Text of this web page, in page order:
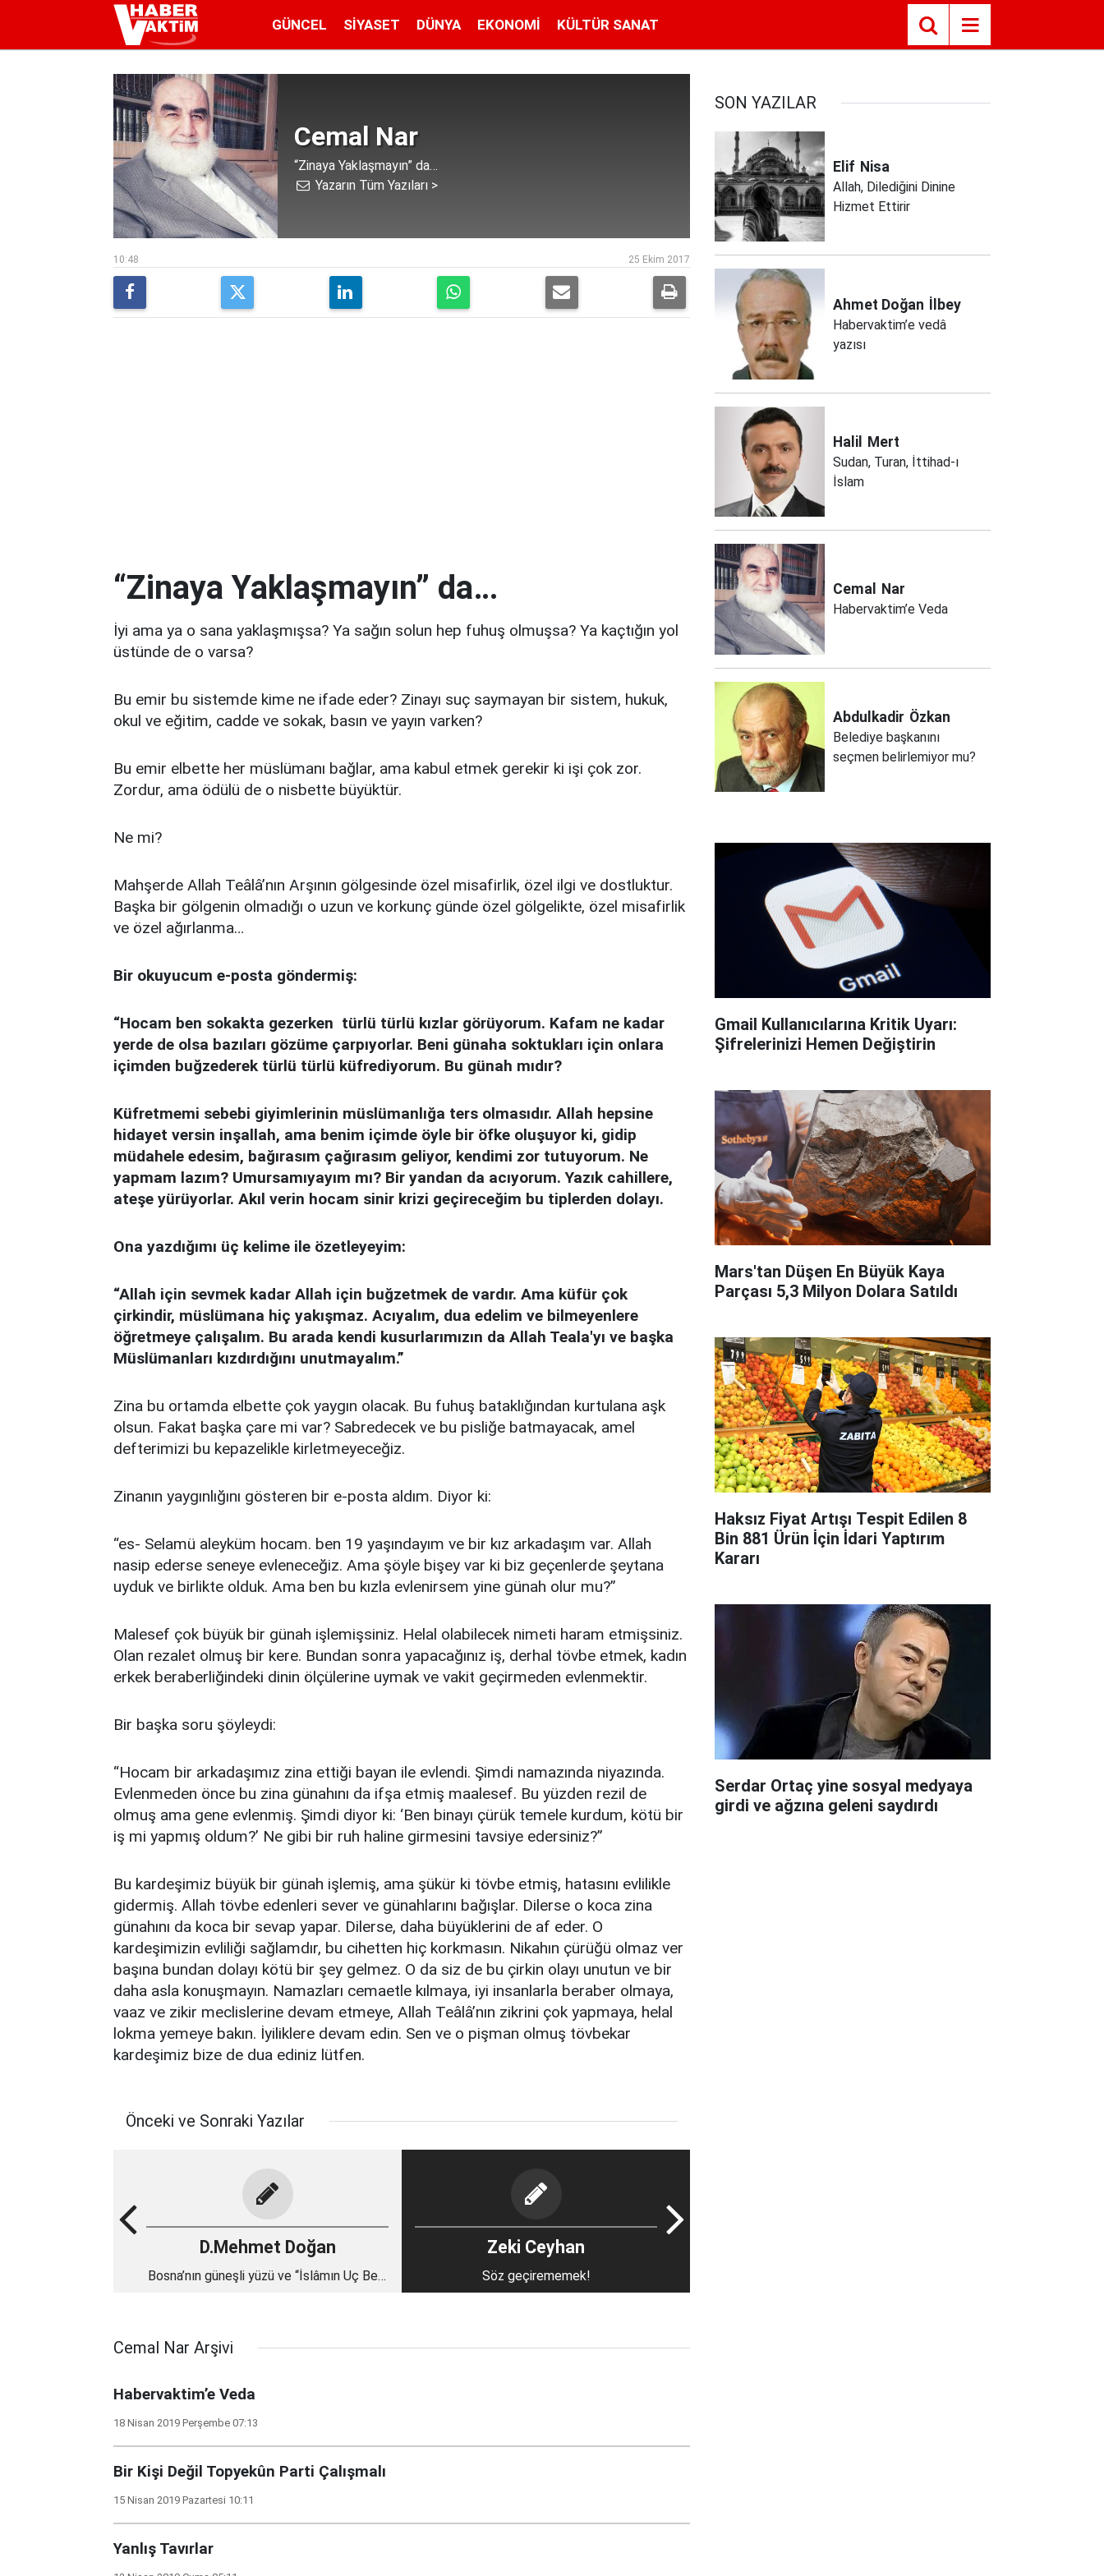
GÜNCEL SIYASET DÜNYA EKONOMI KÜLTÜR SANAT
Cemal Nar
“Zinaya Yaklaşmayın” da…
Yazarın Tüm Yazıları >
10:48 25 Ekim 2017
“Zinaya Yaklaşmayın” da…
İyi ama ya o sana yaklaşmışsa? Ya sağın solun hep fuhuş olmuşsa? Ya kaçtığın yol
üstünde de o varsa?
Bu emir bu sistemde kime ne ifade eder? Zinayı suç saymayan bir sistem, hukuk,
okul ve eğitim, cadde ve sokak, basın ve yayın varken?
Bu emir elbette her müslümanı bağlar, ama kabul etmek gerekir ki işi çok zor.
Zordur, ama ödülü de o nisbette büyüktür.
Ne mi?
Mahşerde Allah Teâlâ’nın Arşının gölgesinde özel misafirlik, özel ilgi ve dostluktur.
Başka bir gölgenin olmadığı o uzun ve korkunç günde özel gölgelikte, özel misafirlik
ve özel ağırlanma…
Bir okuyucum e-posta göndermiş:
“Hocam ben sokakta gezerken türlü türlü kızlar görüyorum. Kafam ne kadar
yerde de olsa bazıları gözüme çarpıyorlar. Beni günaha soktukları için onlara
içimden buğzederek türlü türlü küfrediyorum. Bu günah mıdır?
Küfretmemi sebebi giyimlerinin müslümanlığa ters olmasıdır. Allah hepsine
hidayet versin inşallah, ama benim içimde öyle bir öfke oluşuyor ki, gidip
müdahele edesim, bağırasım çağırasım geliyor, kendimi zor tutuyorum. Ne
yapmam lazım? Umursamıyayım mı? Bir yandan da acıyorum. Yazık cahillere,
ateşe yürüyorlar. Akıl verin hocam sinir krizi geçireceğim bu tiplerden dolayı.
Ona yazdığımı üç kelime ile özetleyeyim:
“Allah için sevmek kadar Allah için buğzetmek de vardır. Ama küfür çok
çirkindir, müslümana hiç yakışmaz. Acıyalım, dua edelim ve bilmeyenlere
öğretmeye çalışalım. Bu arada kendi kusurlarımızın da Allah Teala'yı ve başka
Müslümanları kızdırdığını unutmayalım.”
Zina bu ortamda elbette çok yaygın olacak. Bu fuhuş bataklığından kurtulana aşk
olsun. Fakat başka çare mi var? Sabredecek ve bu pisliğe batmayacak, amel
defterimizi bu kepazelikle kirletmeyeceğiz.
Zinanın yaygınlığını gösteren bir e-posta aldım. Diyor ki:
“es- Selamü aleyküm hocam. ben 19 yaşındayım ve bir kız arkadaşım var. Allah
nasip ederse seneye evleneceğiz. Ama şöyle bişey var ki biz geçenlerde şeytana
uyduk ve birlikte olduk. Ama ben bu kızla evlenirsem yine günah olur mu?”
Malesef çok büyük bir günah işlemişsiniz. Helal olabilecek nimeti haram etmişsiniz.
Olan rezalet olmuş bir kere. Bundan sonra yapacağınız iş, derhal tövbe etmek, kadın
erkek beraberliğindeki dinin ölçülerine uymak ve vakit geçirmeden evlenmektir.
Bir başka soru şöyleydi:
“Hocam bir arkadaşımız zina ettiği bayan ile evlendi. Şimdi namazında niyazında.
Evlenmeden önce bu zina günahını da ifşa etmiş maalesef. Bu yüzden rezil de
olmuş ama gene evlenmiş. Şimdi diyor ki: ‘Ben binayı çürük temele kurdum, kötü bir
iş mi yapmış oldum?’ Ne gibi bir ruh haline girmesini tavsiye edersiniz?”
Bu kardeşimiz büyük bir günah işlemiş, ama şükür ki tövbe etmiş, hatasını evlilikle
gidermiş. Allah tövbe edenleri sever ve günahlarını bağışlar. Dilerse o koca zina
günahını da koca bir sevap yapar. Dilerse, daha büyüklerini de af eder. O
kardeşimizin evliliği sağlamdır, bu cihetten hiç korkmasın. Nikahın çürüğü olmaz ver
başına bundan dolayı kötü bir şey gelmez. O da siz de bu çirkin olayı unutun ve bir
daha asla konuşmayın. Namazları cemaetle kılmaya, iyi insanlarla beraber olmaya,
vaaz ve zikir meclislerine devam etmeye, Allah Teâlâ’nın zikrini çok yapmaya, helal
lokma yemeye bakın. İyiliklere devam edin. Sen ve o pişman olmuş tövbekar
kardeşimiz bize de dua ediniz lütfen.
Önceki ve Sonraki Yazılar
D.Mehmet Doğan
Bosna’nın güneşli yüzü ve “İslâmın Uç Beyi
Zeki Ceyhan
Söz geçirememek!
Cemal Nar Arşivi
Habervaktim’e Veda
18 Nisan 2019 Perşembe 07:13
Bir Kişi Değil Topyekûn Parti Çalışmalı
15 Nisan 2019 Pazartesi 10:11
Yanlış Tavırlar
SON YAZILAR
Elif Nisa
Allah, Dilediğini Dinine
Hizmet Ettirir
Ahmet Doğan İlbey
Habervaktim’e vedâ
yazısı
Halil Mert
Sudan, Turan, İttihad-ı
İslam
Cemal Nar
Habervaktim’e Veda
Abdulkadir Özkan
Belediye başkanını
seçmen belirlemiyor mu?
Gmail Kullanıcılarına Kritik Uyarı:
Şifrelerinizi Hemen Değiştirin
Mars'tan Düşen En Büyük Kaya
Parçası 5,3 Milyon Dolara Satıldı
Haksız Fiyat Artışı Tespit Edilen 8
Bin 881 Ürün İçin İdari Yaptırım
Kararı
Serdar Ortaç yine sosyal medyaya
girdi ve ağzına geleni saydırdı